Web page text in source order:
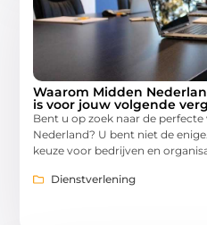
Waarom Midden
is voor jouw volgende
Bent u op zoek naar de
Nederland? U bent niet de
keuze voor bedrijven en
Dienstverlening